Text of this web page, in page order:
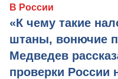
В России
«К чему такие
штаны, вонючие
Медведев
проверки России